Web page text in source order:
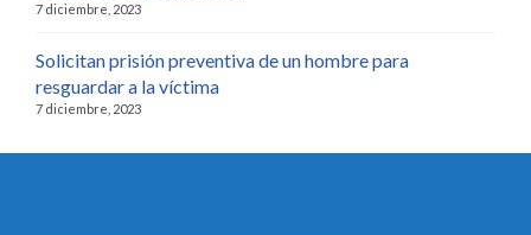
7 diciembre, 2023
Solicitan prisión preventiva de un hombre para
resguardar a la víctima
7 diciembre, 2023